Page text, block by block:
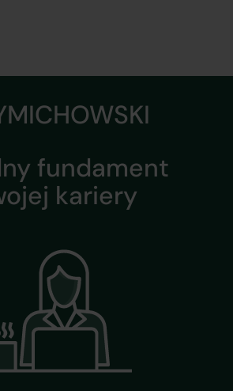
fundament
kariery